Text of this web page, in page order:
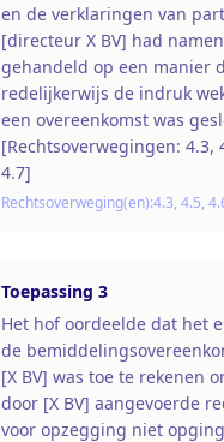
en de verklaringen van
[directeur X BV] had
gehandeld op een manier
redelijkerwijs de indruk
een overeenkomst was
[Rechtsoverwegingen: 4.3,
4.7]
Rechtsoverweging(en):4.3, 4.5,
Toepassing 3
Het hof oordeelde dat het
de
[X BV] was toe te rekenen
door [X BV] aangevoerde
voor opzegging niet